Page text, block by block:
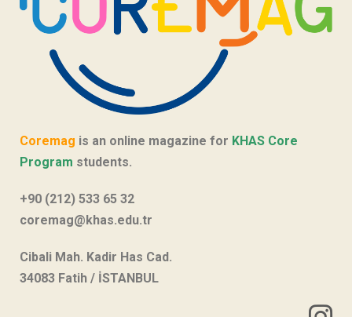
Coremag is an online magazine for KHAS Core
Program students.
+90 (212) 533 65 32
coremag@khas.edu.tr
Cibali Mah. Kadir Has Cad.
34083 Fatih / İSTANBUL